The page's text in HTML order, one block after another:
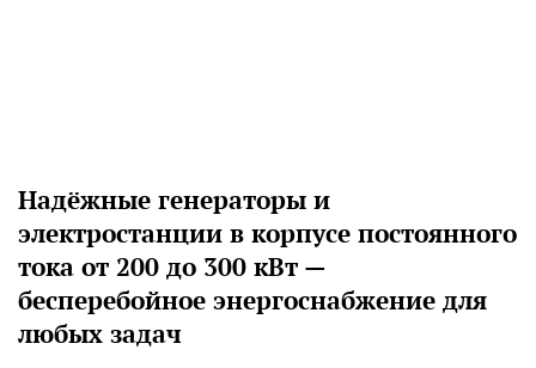
Надёжные генераторы и
электростанции в корпусе постоянного
тока от 200 до 300 кВт —
бесперебойное энергоснабжение для
любых задач